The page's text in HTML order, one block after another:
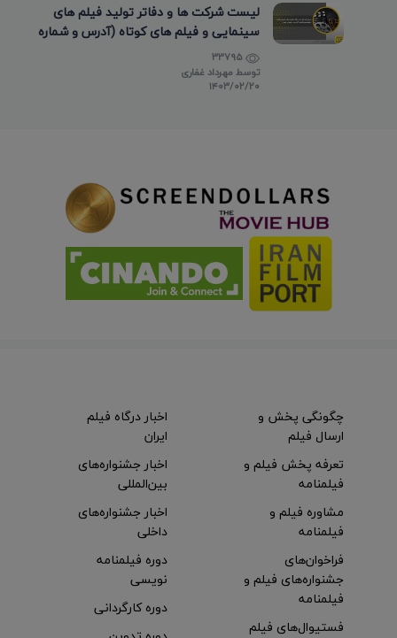
لیست شرکت ها و دفاتر تولید فیلم های
سینمایی و فیلم های کوتاه (آدرس و شماره
تماس)
توسط مهرداد غفاری
۱۴۰۳/۰۲/۲۰
چگونگی پخش و
ارسال فیلم
تعرفه پخش فیلم و
فیلمنامه
مشاوره فیلم و
فیلمنامه
اخبار درگاه فیلم
ایران
اخبار جشنواره‌های
بین‌المللی
اخبار جشنواره‌های
داخلی
فراخوان‌های
جشنواره‌های فیلم و
فیلمنامه
فستیوال‌های فیلم
دوره فیلمنامه
نویسی
دوره کارگردانی